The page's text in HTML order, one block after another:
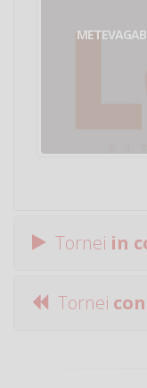
Tornei in
Tornei